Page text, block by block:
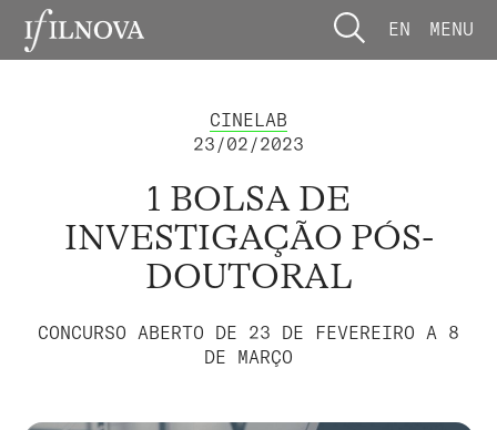
EN MENU
CINELAB
23/02/2023
1 BOLSA DE
INVESTIGAÇÃO PÓS-
DOUTORAL
CONCURSO ABERTO DE 23 DE FEVEREIRO A 8
DE MARÇO